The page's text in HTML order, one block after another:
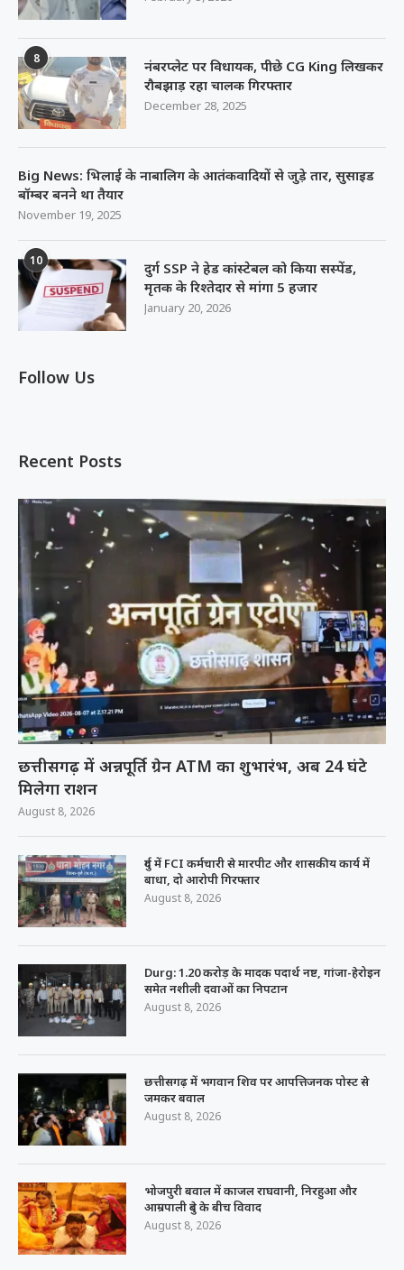
8
नंबरप्लेट पर विधायक, पीछे CG King लिखकर
रौबझाड़ रहा चालक गिरफ्तार
December 28, 2025
Big News: भिलाई के नाबालिग के आतंकवादियों से जुड़े तार, सुसाइड
बॉम्बर बनने था तैयार
November 19, 2025
10
दुर्ग SSP ने हेड कांस्टेबल को किया सस्पेंड,
मृतक के रिश्तेदार से मांगा 5 हजार
January 20, 2026
Follow Us
Recent Posts
छत्तीसगढ़ में अन्नपूर्ति ग्रेन ATM का शुभारंभ, अब 24 घंटे
मिलेगा राशन
August 8, 2026
दुर्ग में FCI कर्मचारी से मारपीट और शासकीय कार्य में
बाधा, दो आरोपी गिरफ्तार
August 8, 2026
Durg: 1.20 करोड़ के मादक पदार्थ नष्ट, गांजा-हेरोइन
समेत नशीली दवाओं का निपटान
August 8, 2026
छत्तीसगढ़ में भगवान शिव पर आपत्तिजनक पोस्ट से
जमकर बवाल
August 8, 2026
भोजपुरी बवाल में काजल राघवानी, निरहुआ और
आम्रपाली दुबे के बीच विवाद
August 8, 2026